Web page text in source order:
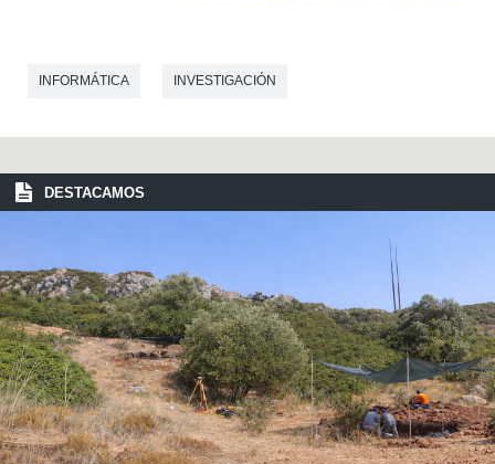
INFORMÁTICA INVESTIGACIÓN
DESTACAMOS